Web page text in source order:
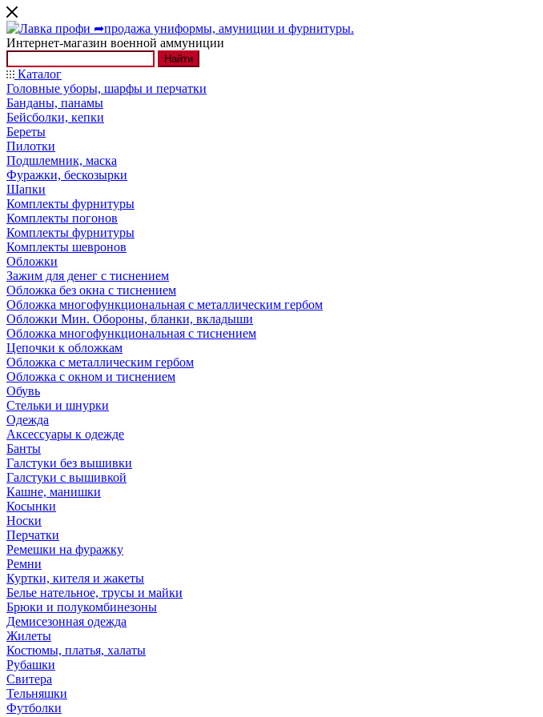
Интернет-магазин военной аммуниции
Найти
Каталог
Головные уборы, шарфы и перчатки
Банданы, панамы
Бейсболки, кепки
Береты
Пилотки
Подшлемник, маска
Фуражки, бескозырки
Шапки
Комплекты фурнитуры
Комплекты погонов
Комплекты фурнитуры
Комплекты шевронов
Обложки
Зажим для денег с тиснением
Обложка без окна с тиснением
Обложка многофункциональная с металлическим гербом
Обложки Мин. Обороны, бланки, вкладыши
Обложка многофункциональная с тиснением
Цепочки к обложкам
Обложка с металлическим гербом
Обложка с окном и тиснением
Обувь
Стельки и шнурки
Одежда
Аксессуары к одежде
Банты
Галстуки без вышивки
Галстуки с вышивкой
Кашне, манишки
Косынки
Носки
Перчатки
Ремешки на фуражку
Ремни
Куртки, кителя и жакеты
Белье нательное, трусы и майки
Брюки и полукомбинезоны
Демисезонная одежда
Жилеты
Костюмы, платья, халаты
Рубашки
Свитера
Тельняшки
Футболки